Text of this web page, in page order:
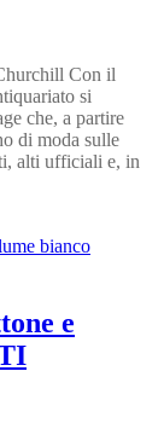
Con il
si
che, a partire
di moda sulle
alti ufficiali e, in
e